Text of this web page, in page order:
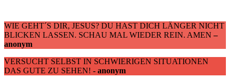
WIE GEHT´S DIR, JESUS? DU HAST DICH LÄNGER NICHT
BLICKEN LASSEN. SCHAU MAL WIEDER REIN. AMEN–
anonym
VERSUCHT SELBST IN SCHWIERIGEN SITUATIONEN
DAS GUTE ZU SEHEN! - anonym